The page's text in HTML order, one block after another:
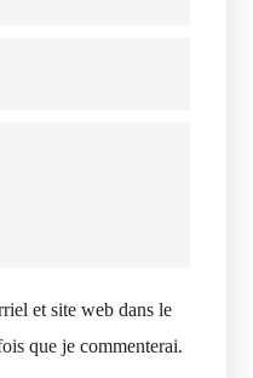
et site web dans le
que je commenterai.